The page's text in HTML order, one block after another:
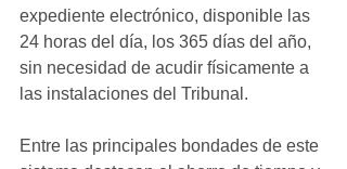
expediente electrónico, disponible las
24 horas del día, los 365 días del año,
sin necesidad de acudir físicamente a
las instalaciones del Tribunal.
Entre las principales bondades de este